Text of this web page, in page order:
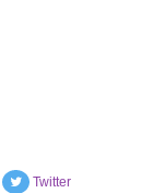
Twitter